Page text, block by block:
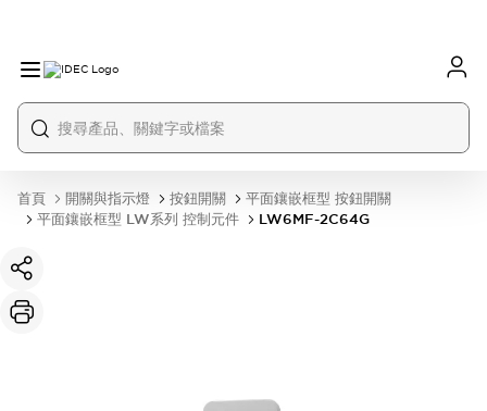
首頁 開關與指示燈 按鈕開關
平面鑲嵌框型 按鈕開關
平面鑲嵌框型 LW系列 控制元件
LW6MF-2C64G